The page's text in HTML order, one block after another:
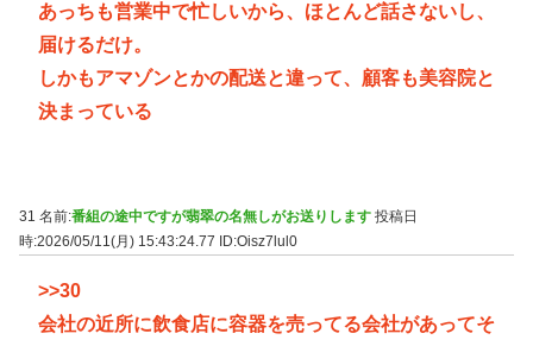
あっちも営業中で忙しいから、ほとんど話さないし、
届けるだけ。
しかもアマゾンとかの配送と違って、顧客も美容院と
決まっている
31 名前:番組の途中ですが翡翠の名無しがお送りします 投稿日
時:2026/05/11(月) 15:43:24.77
ID:Oisz7lul0
>>30
会社の近所に飲食店に容器を売ってる会社があってそ